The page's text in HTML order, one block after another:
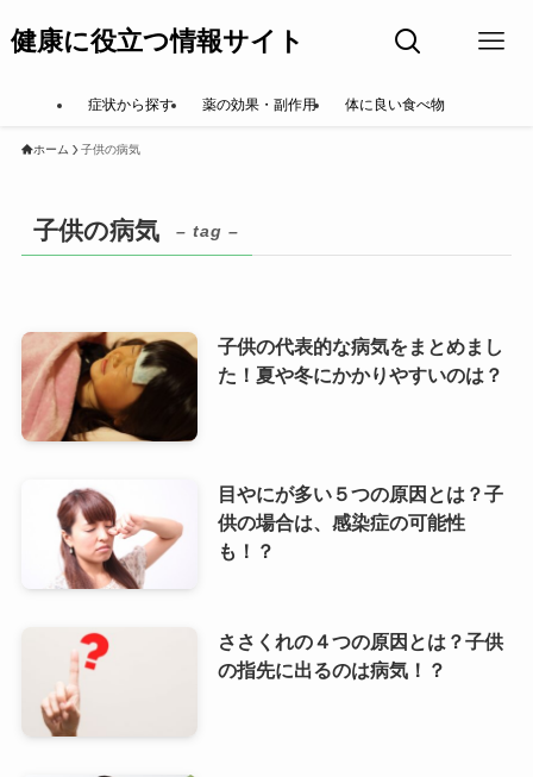
健康に役立つ情報サイト
症状から探す 薬の効果・副作用 体に良い食べ物
ホーム 子供の病気
子供の病気 – tag –
子供の代表的な病気をまとめまし
た！夏や冬にかかりやすいのは？
目やにが多い５つの原因とは？子
供の場合は、感染症の可能性
も！？
ささくれの４つの原因とは？子供
の指先に出るのは病気！？